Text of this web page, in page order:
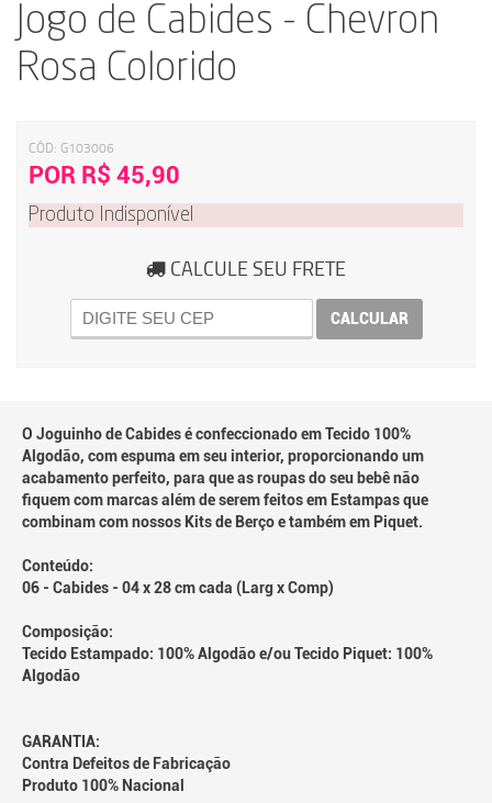
Jogo de Cabides - Chevron
Rosa Colorido
CÓD: G103006
POR R$ 45,90
Produto Indisponível
CALCULE SEU FRETE
CALCULAR
O Joguinho de Cabides é confeccionado em Tecido 100%
Algodão, com espuma em seu interior, proporcionando um
acabamento perfeito, para que as roupas do seu bebê não
fiquem com marcas além de serem feitos em Estampas que
combinam com nossos Kits de Berço e também em Piquet.
Conteúdo:
06 - Cabides - 04 x 28 cm cada (Larg x Comp)
Composição:
Tecido Estampado: 100% Algodão e/ou Tecido Piquet: 100%
Algodão
GARANTIA:
Contra Defeitos de Fabricação
Produto 100% Nacional